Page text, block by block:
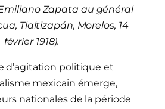
Zapata au général
Tlaltizapán, Morelos, 14
février 1918).
d’agitation politique et
mexicain émerge,
nationales de la période